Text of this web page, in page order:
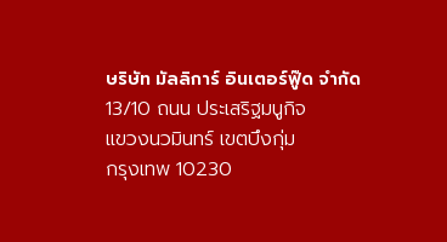
ษริษัท มัลลิการ์ อินเตอร์ฟู๊ด จำกัด
13/10 ถนน ประเสริฐมนูกิจ
แขวงนวมินทร์ เขตบึงกุ่ม
กรุงเทพ 10230